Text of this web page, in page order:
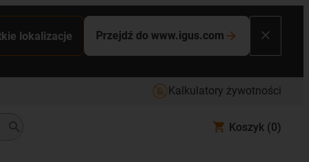
lokalizacje Przejdź do www.igus.com
Kalkulatory żywotności
Koszyk (0)